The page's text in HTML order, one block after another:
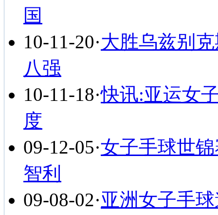
国
10-11-20·大胜乌兹别
八强
10-11-18·快讯:亚运女
度
09-12-05·女子手球世
智利
09-08-02·亚洲女子手